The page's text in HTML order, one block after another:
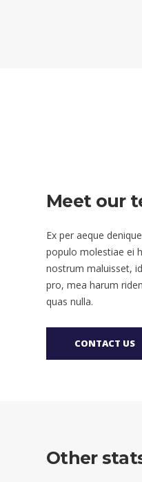
Meet our
Ex per aeque
populo molestiae ei
nostrum maluisset,
pro, mea harum
quas nulla.
CONTACT US
Other